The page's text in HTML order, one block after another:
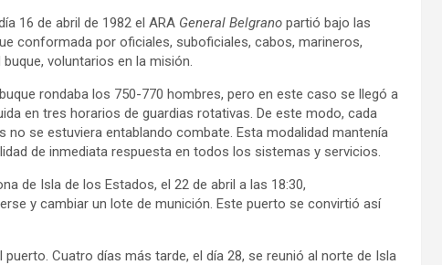
16 de abril de 1982 el ARA General Belgrano partió bajo las
conformada por oficiales, suboficiales, cabos, marineros,
voluntarios en la misión.
rondaba los 750-770 hombres, pero en este caso se llegó a
en tres horarios de guardias rotativas. De este modo, cada
no se estuviera entablando combate. Esta modalidad mantenía
de inmediata respuesta en todos los sistemas y servicios.
de Isla de los Estados, el 22 de abril a las 18:30,
y cambiar un lote de munición. Este puerto se convirtió así
Cuatro días más tarde, el día 28, se reunió al norte de Isla